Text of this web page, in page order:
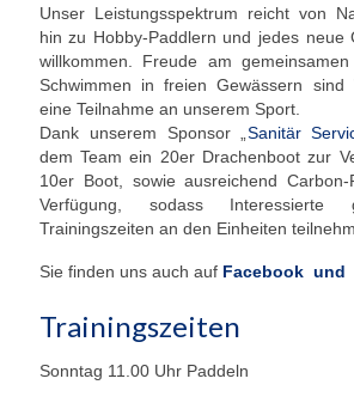
Leistungssport
Masters Rudern
Drachenboot
Jugendrudern
Allgemeiner Ruderbetrieb/
Fitness/Gymnastik/
Herzsport
Volleyball
Unser Leistungsspektrum reicht von
hin zu Hobby-Paddlern und jedes neue
willkommen. Freude am
Schwimmen in freien Gewässern sind
eine Teilnahme an unserem Sport.
Dank unserem Sponsor „ Sanitär
dem Team ein 20er Drachenboot zur
10er Boot, sowie ausreichend
Verfügung, sodass
Trainingszeiten an den Einheiten
Sie finden uns auch auf Facebook und
Trainingszeiten
Sonntag 11.00 Uhr Paddeln